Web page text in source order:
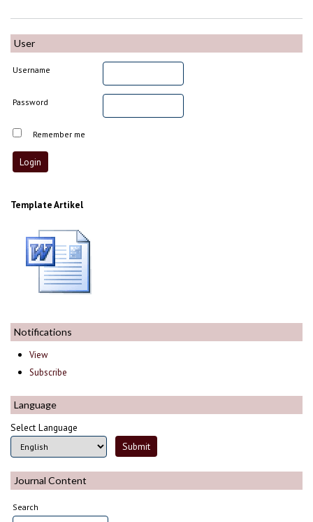
User
Username
Password
Remember me
Template Artikel
Notifications
View
Subscribe
Language
Select Language
Journal Content
Search